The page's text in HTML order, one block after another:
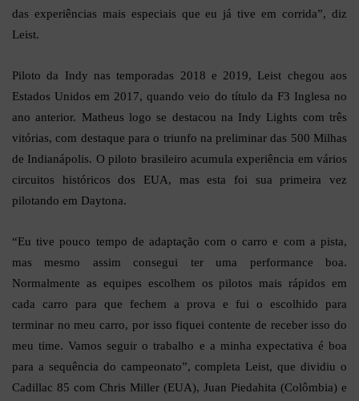
das experiências mais especiais que eu já tive em corrida”, diz
Leist.
Piloto da Indy nas temporadas 2018 e 2019, Leist chegou aos
Estados Unidos em 2017, quando veio do título da F3 Inglesa no
ano anterior. Matheus logo se destacou na Indy Lights com três
vitórias, com destaque para o triunfo na preliminar das 500 Milhas
de Indianápolis. O piloto brasileiro acumula experiência em vários
circuitos históricos dos EUA, mas esta foi sua primeira vez
pilotando em Daytona.
“Eu tive pouco tempo de adaptação com o carro e com a pista,
mas mesmo assim consegui ter uma performance boa.
Normalmente as equipes escolhem os pilotos mais rápidos em
cada carro para que fechem a prova e fui o escolhido para
terminar no meu carro, por isso fiquei contente de receber isso do
meu time. Vamos seguir o trabalho e a minha expectativa é boa
para a sequência do campeonato”, completa Leist, que dividiu o
Cadillac 85 com Chris Miller (EUA), Juan Piedahita (Colômbia) e